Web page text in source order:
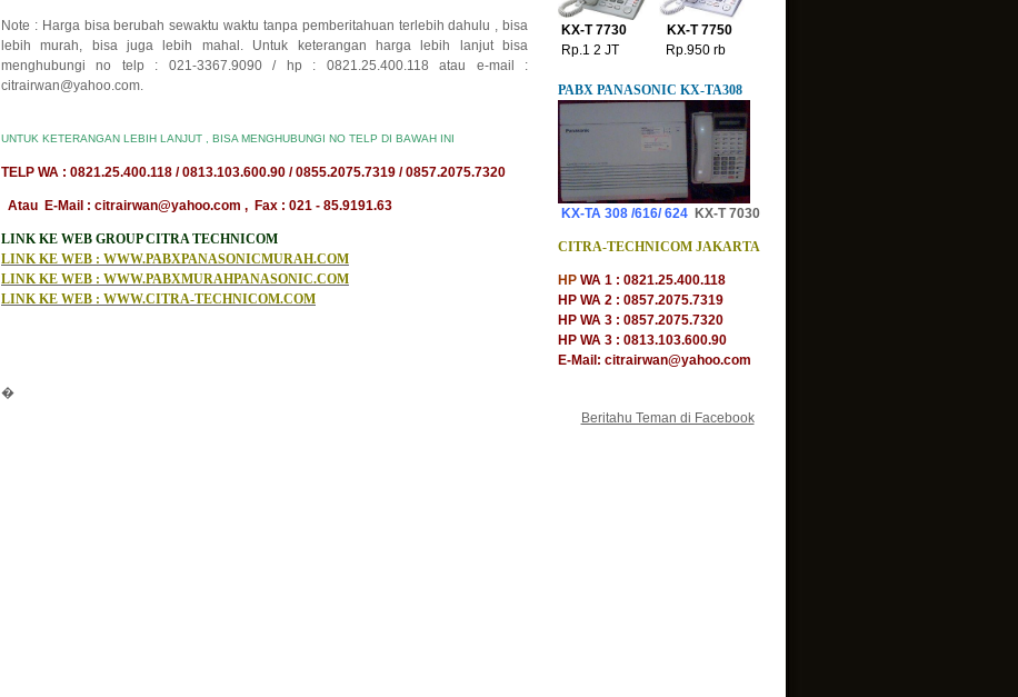
Note : Harga bisa berubah sewaktu waktu tanpa pemberitahuan terlebih dahulu , bisa
lebih murah, bisa juga lebih mahal. Untuk keterangan harga lebih lanjut bisa
menghubungi no telp : 021-3367.9090 / hp : 0821.25.400.118 atau e-mail :
citrairwan@yahoo.com.
UNTUK KETERANGAN LEBIH LANJUT , BISA MENGHUBUNGI NO TELP DI BAWAH INI
TELP WA : 0821.25.400.118 / 0813.103.600.90 / 0855.2075.7319 / 0857.2075.7320
Atau E-Mail : citrairwan@yahoo.com , Fax : 021 - 85.9191.63
LINK KE WEB GROUP CITRA TECHNICOM
LINK KE WEB : WWW.PABXPANASONICMURAH.COM
LINK KE WEB : WWW.PABXMURAHPANASONIC.COM
LINK KE WEB : WWW.CITRA-TECHNICOM.COM
�
KX-T 7730 KX-T 7750
Rp.1 2 JT Rp.950 rb
PABX PANASONIC KX-TA308
KX-TA 308 /616/ 624 KX-T 7030
CITRA-TECHNICOM JAKARTA
HP WA 1 : 0821.25.400.118
HP WA 2 : 0857.2075.7319
HP WA 3 : 0857.2075.7320
HP WA 3 : 0813.103.600.90
E-Mail: citrairwan@yahoo.com
Beritahu Teman di Facebook